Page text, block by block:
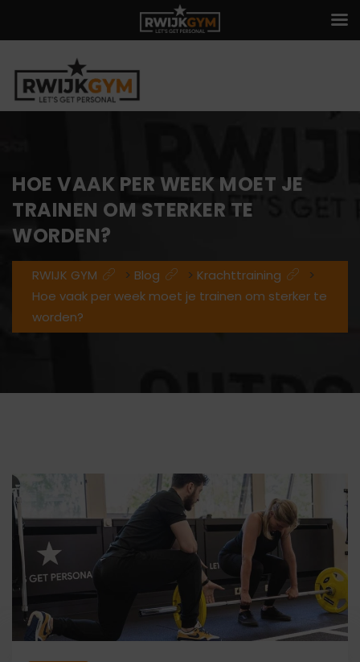
HOE VAAK PER WEEK MOET JE
TRAINEN OM STERKER TE
WORDEN?
RWIJK GYM > Blog > Krachttraining
>
Hoe vaak per week moet je trainen om sterker te
worden?